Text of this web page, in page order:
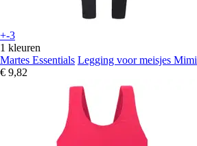
+-3
1 kleuren
Martes Essentials Legging voor meisjes Mimi
€ 9,82